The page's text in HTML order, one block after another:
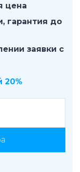
цена
гарантия до
заявки с
20%